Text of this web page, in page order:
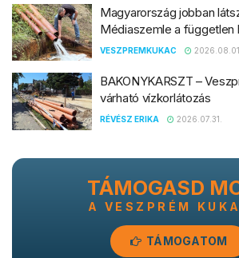
Magyarország jobban
Médiaszemle a független
VESZPREMKUKAC 2026.08.01.
BAKONYKARSZT –
várható vízkorlátozás
RÉVÉSZ ERIKA 2026.07.31.
TÁMOGASD
A VESZPRÉM
TÁMOGATOM